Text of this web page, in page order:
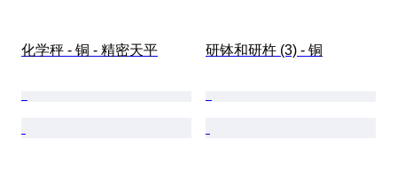
化学秤 - 铜 - 精密天平 研钵和研杵 (3) - 铜